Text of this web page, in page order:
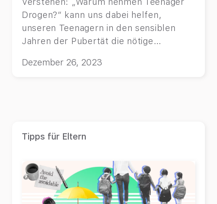
Drogen?“ kann uns dabei helfen,
unseren Teenagern in den sensiblen
Jahren der Pubertät die nötige
die sie brauchen.
Dezember 26, 2023
Tipps für Eltern